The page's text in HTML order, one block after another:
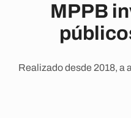
MPPB
Realizado desde 2018, a